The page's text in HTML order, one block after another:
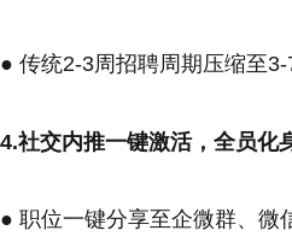
● 传统2-3周招聘周期压缩至
4.社交内推一键激活，全员化
● 职位一键分享至企微群、微